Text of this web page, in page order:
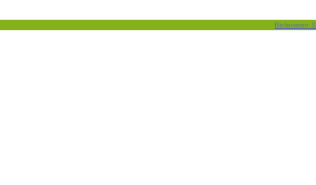
Biolovision